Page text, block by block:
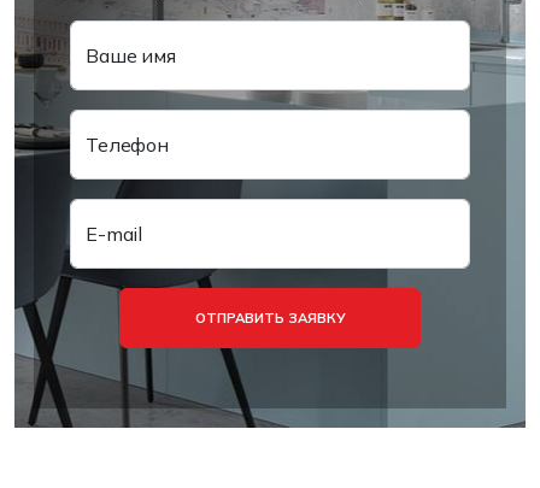
Ваше имя
Телефон
E-mail
ОТПРАВИТЬ ЗАЯВКУ